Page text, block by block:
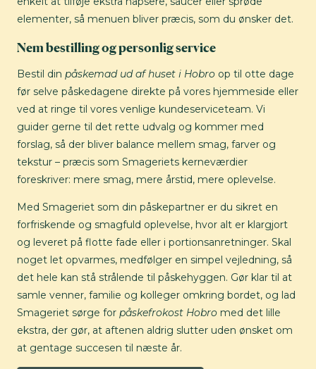
elementer, så menuen bliver præcis, som du ønsker det.
Nem bestilling og personlig service
Bestil din påskemad ud af huset i Hobro op til otte dage
før selve påskedagene direkte på vores hjemmeside eller
ved at ringe til vores venlige kundeserviceteam. Vi
guider gerne til det rette udvalg og kommer med
forslag, så der bliver balance mellem smag, farver og
tekstur – præcis som Smageriets kerneværdier
foreskriver: mere smag, mere årstid, mere oplevelse.
Med Smageriet som din påskepartner er du sikret en
forfriskende og smagfuld oplevelse, hvor alt er klargjort
og leveret på flotte fade eller i portionsanretninger. Skal
noget let opvarmes, medfølger en simpel vejledning, så
det hele kan stå strålende til påskehyggen. Gør klar til at
samle venner, familie og kolleger omkring bordet, og lad
Smageriet sørge for påskefrokost Hobro med det lille
ekstra, der gør, at aftenen aldrig slutter uden ønsket om
at gentage succesen til næste år.